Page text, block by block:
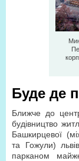
Буде де
Ближче до
будівництво
Башкирцевої
та Гожули)
парканом